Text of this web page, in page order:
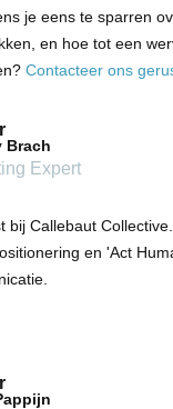
je eens te sparren
en hoe tot een
Contacteer ons
Brach
Expert
bij Callebaut
en 'Act